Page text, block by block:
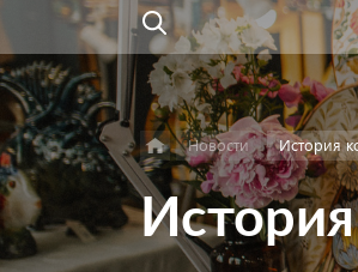
Новости История